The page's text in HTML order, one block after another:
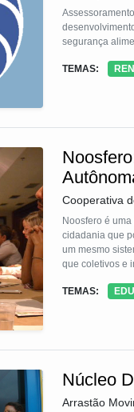
segurança
TEMAS:
Cooperativa
Noosfero é
cidadania que
um mesmo
que coletivos e
TEMAS:
Núcleo
Arrastão